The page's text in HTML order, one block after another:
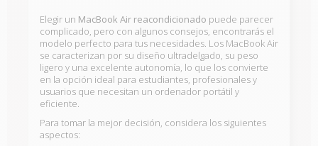
Elegir un MacBook Air reacondicionado puede parecer
complicado, pero con algunos consejos, encontrarás el
modelo perfecto para tus necesidades. Los MacBook Air
se caracterizan por su diseño ultradelgado, su peso
ligero y una excelente autonomía, lo que los convierte
en la opción ideal para estudiantes, profesionales y
usuarios que necesitan un ordenador portátil y
eficiente.
Para tomar la mejor decisión, considera los siguientes
aspectos: